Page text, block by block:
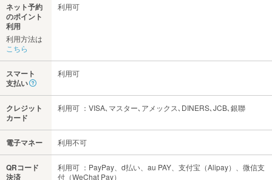
ネット予約
のポイント
利用
利用方法は
こちら
利用可
スマート
支払い
利用可
クレジット
カード
利用可 ：VISA､マスター､アメックス､DINERS､JCB､銀聯
電子マネー 利用不可
QRコード
決済
利用可 ：PayPay、d払い、au PAY、支付宝（Alipay）、微信支
付（WeChat Pay）